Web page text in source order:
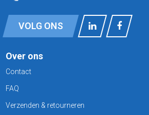
VOLG ONS
Over ons
Contact
FAQ
Verzenden & retourneren